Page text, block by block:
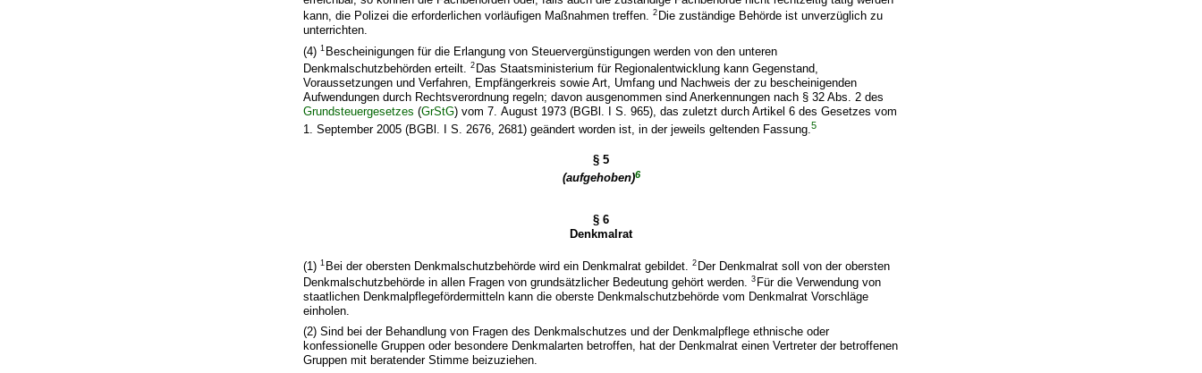
kann, die Polizei die erforderlichen vorläufigen Maßnahmen treffen.2 Die zuständige Behörde ist unverzüglich zu
unterrichten.
(4)1 Bescheinigungen für die Erlangung von Steuervergünstigungen werden von den unteren
Denkmalschutzbehörden erteilt.2 Das Staatsministerium für Regionalentwicklung kann Gegenstand,
Voraussetzungen und Verfahren, Empfängerkreis sowie Art, Umfang und Nachweis der zu bescheinigenden
Aufwendungen durch Rechtsverordnung regeln; davon ausgenommen sind Anerkennungen nach § 32 Abs. 2 des
Grundsteuergesetzes (GrStG) vom 7. August 1973 (BGBl. I S. 965), das zuletzt durch Artikel 6 des Gesetzes vom
1. September 2005 (BGBl. I S. 2676, 2681) geändert worden ist, in der jeweils geltenden Fassung.5
§ 5
(aufgehoben)6
§ 6
Denkmalrat
(1)1 Bei der obersten Denkmalschutzbehörde wird ein Denkmalrat gebildet.2 Der Denkmalrat soll von der obersten
Denkmalschutzbehörde in allen Fragen von grundsätzlicher Bedeutung gehört werden.3 Für die Verwendung von
staatlichen Denkmalpflegefördermitteln kann die oberste Denkmalschutzbehörde vom Denkmalrat Vorschläge
einholen.
(2) Sind bei der Behandlung von Fragen des Denkmalschutzes und der Denkmalpflege ethnische oder
konfessionelle Gruppen oder besondere Denkmalarten betroffen, hat der Denkmalrat einen Vertreter der betroffenen
Gruppen mit beratender Stimme beizuziehen.